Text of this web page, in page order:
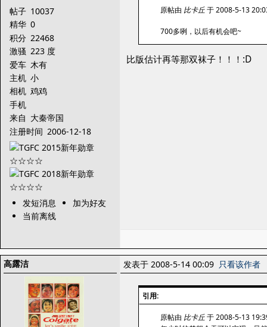
帖子 10037
精华 0
积分 22468
激骚 223 度
爱车 木有
主机 小
相机 鸡鸡
手机
来自 大秦帝国
注册时间 2006-12-18
发短消息
加为好友
当前离线
原帖由 比卡丘于 2008-5-13
700多咧，以后有机会吧~
比版估计再等那双袜子！！！:D
高露洁 发表于 2008-5-14 00:09 只看该作者
引用:
原帖由 比卡丘于 2008-5-13